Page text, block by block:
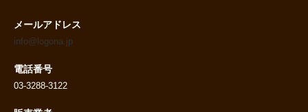
メールアドレス
info@logona.jp
電話番号
03-3288-3122